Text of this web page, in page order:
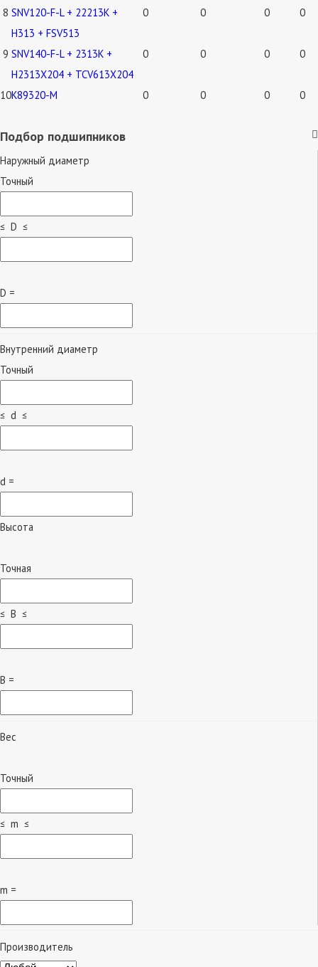
8 SNV120-F-L + 22213K +
H313 + FSV513
0 0 0 0
9 SNV140-F-L + 2313K +
H2313X204 + TCV613X204
0 0 0 0
10K89320-M 0 0 0 0
Подбор подшипников
Наружный диаметр
Точный
≤ D ≤
D =
Внутренний диаметр
Точный
≤ d ≤
d =
Высота
Точная
≤ B ≤
B =
Вес
Точный
≤ m ≤
m =
Производитель